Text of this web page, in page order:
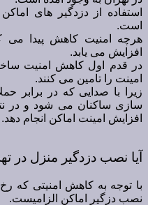
استفاده از دزدگیر های
است.
هرچه امنیت کاهش پیدا می
افزایش می یابد.
در قدم اول کاهش امنیت
امینت را تامین می کنند.
زیرا با صدایی که در برابر
سازی ساکنان می شود و در
افزایش امینت اماکن انجام دهد.
آیا نصب دزدگیر منزل در
با توجه به کاهش امنیتی که
نصب دزگیر اماکن الزامیست.